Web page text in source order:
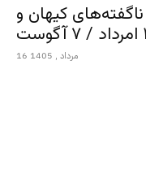
کیهان و
16 مرداد , 1405